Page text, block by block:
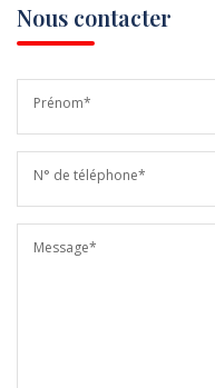
Nous contacter
Prénom*
N° de téléphone*
Message*